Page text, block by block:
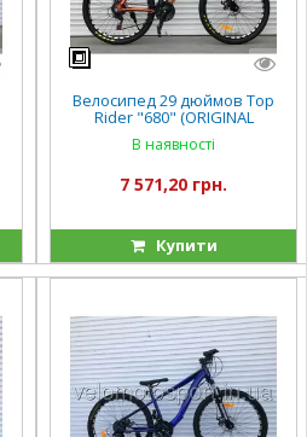
Велосипед 29 дюймов Top
Rider "680" (ORIGINAL
В наявності
7 571,20 грн.
Купити